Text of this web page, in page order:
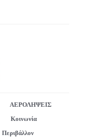
ΑΕΡΟΛΗΨΕΙΣ
Κοινωνία
Περιβάλλον